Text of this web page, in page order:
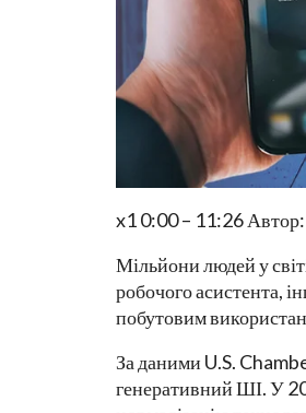
x1 0:00 – 11:26 Автор:
Мільйони людей у
робочого асистента,
побутовим
За даними U.S.
генеративний ШІ. У